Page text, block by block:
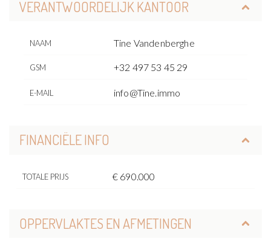
VERANTWOORDELIJK KANTOOR
NAAM Tine Vandenberghe
GSM +32 497 53 45 29
E-MAIL info@Tine.immo
FINANCIËLE INFO
TOTALE PRIJS € 690.000
OPPERVLAKTES EN AFMETINGEN